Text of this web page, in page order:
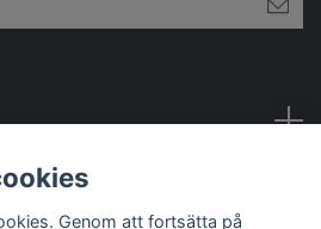
Genom att fortsätta på